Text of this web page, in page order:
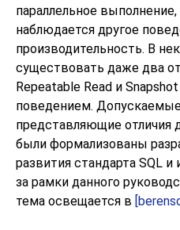
параллельное
наблюдается другое
производительность. В
существовать даже два
Repeatable Read и
поведением.
представляющие отличия
были формализованы
развития стандарта SQL
за рамки данного
тема освещается в